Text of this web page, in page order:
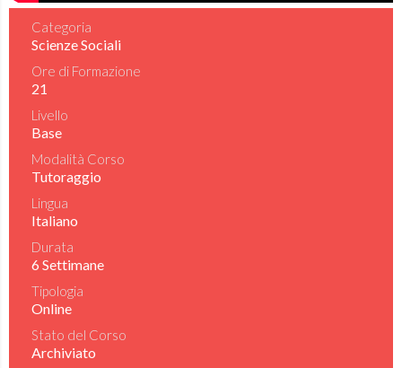
Categoria
Scienze Sociali
Ore di Formazione
21
Livello
Base
Modalità Corso
Tutoraggio
Lingua
Italiano
Durata
6 Settimane
Tipologia
Online
Stato del Corso
Archiviato